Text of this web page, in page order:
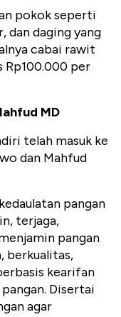
pokok seperti
dan daging yang
cabai rawit
Rp100.000 per
MD
telah masuk ke
dan Mahfud
pangan
terjaga,
pangan
berkualitas,
kearifan
Disertai
agar